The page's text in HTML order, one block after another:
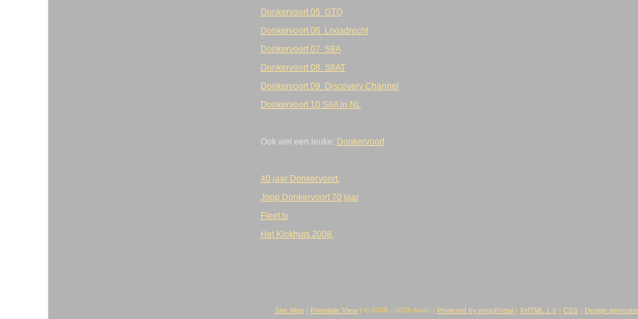
Donkervoort 05 GTO
Donkervoort 06 Loosdrecht
Donkervoort 07 S8A
Donkervoort 08 S8AT
Donkervoort 09 Discovery Channel
Donkervoort 10 S8A in NL
Ook wel een leuke: Donkervoort
40 jaar Donkervoort.
Joop Donkervoort 70 jaar
Fleet.tv
Het Klokhuis 2008.
Site Map | Printable View | © 2008 - 2026 Ando | Powered by mojoPortal | XHTML 1.0 | CSS | Design